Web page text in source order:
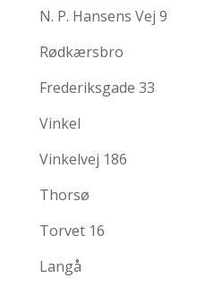
N. P. Hansens Vej 9
Rødkærsbro
Frederiksgade 33
Vinkel
Vinkelvej 186
Thorsø
Torvet 16
Langå